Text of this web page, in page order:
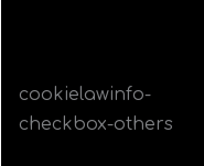
cookielawinfo-
checkbox-others